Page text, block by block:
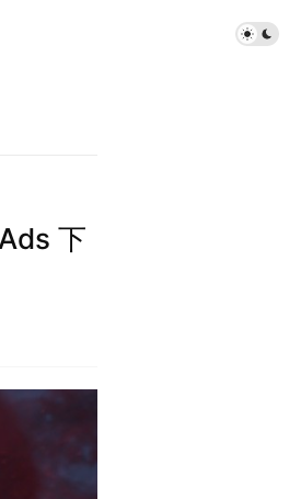
下